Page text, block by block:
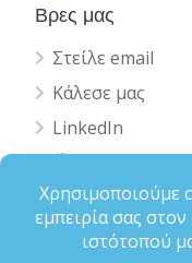
Βρες μας
Στείλε email
Κάλεσε μας
LinkedIn